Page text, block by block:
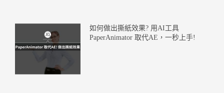
如何做出撕紙效果? 用AI工具
PaperAnimator 取代AE，一秒上手!